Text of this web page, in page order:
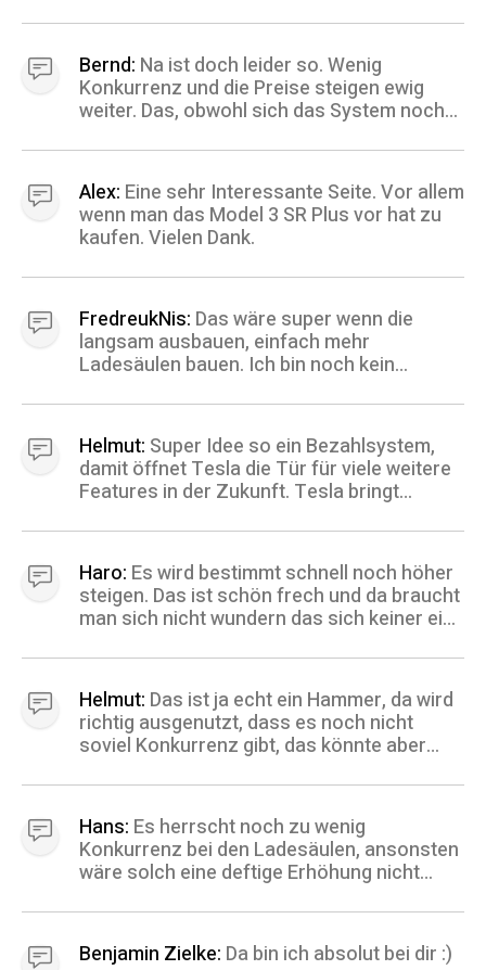
zuverlässig funktioniert, ist das ein klarer
kaufgrund für mich. Danke für die Info.
Bernd: Na ist doch leider so. Wenig
Konkurrenz und die Preise steigen ewig
weiter. Das, obwohl sich das System noch
es mal irgendwann Konkurrenz, die sind ich
einig, die Preise steigen weiter. Der kleinen
Mann zahlt.........
Alex: Eine sehr Interessante Seite. Vor allem
wenn man das Model 3 SR Plus vor hat zu
kaufen. Vielen Dank.
FredreukNis: Das wäre super wenn die
langsam ausbauen, einfach mehr
Ladesäulen bauen. Ich bin noch kein
langsam umsteigen. Für mich das größte
Problem die Ladezeiten und die
Reichweite... Mit den beiden kann ich mich
überhaupt nicht anfreunden ich hoffe es
wird dieses Problem so langsam gelöst
dass man einfacher laden kann vielleicht
einfach eine bessere Lösung als die die
heute da ist.
Helmut: Super Idee so ein Bezahlsystem,
damit öffnet Tesla die Tür für viele weitere
Features in der Zukunft. Tesla bringt
macht die Firma so stark. LG Helmut
Haro: Es wird bestimmt schnell noch höher
steigen. Das ist schön frech und da braucht
man sich nicht wundern das sich keiner ein
Helmut: Das ist ja echt ein Hammer, da wird
richtig ausgenutzt, dass es noch nicht
soviel Konkurrenz gibt, das könnte aber
demnächst meidet. Einmal schlechter Ruf
wird schwer wieder zu meistern. LG Helmut
Hans: Es herrscht noch zu wenig
Konkurrenz bei den Ladesäulen, ansonsten
wäre solch eine deftige Erhöhung nicht
nicht auf ein E-Auto umzusteigen. Vielen
Dank für diese Info. LG Hans
Benjamin Zielke: Da bin ich absolut bei dir :)